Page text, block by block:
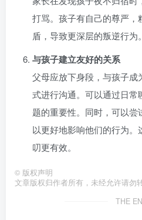
打骂。孩子有自己的尊严
盾，导致更深层的叛逆行为。
与孩子建立友好的关系
父母应放下身段，与孩子
式进行沟通。可以通过日
题的重要性。同时，可以尝
以更好地影响他们的行为
叨更有效。
© 版权声明
文章版权归作者所有，未经允许请勿转
THE